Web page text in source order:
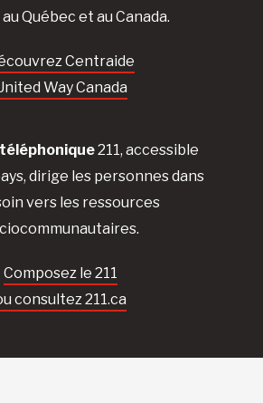
Québec et au Canada.
Centraide
Way Canada
211, accessible
dirige les personnes dans
vers les ressources
Composez le 211
consultez 211.ca